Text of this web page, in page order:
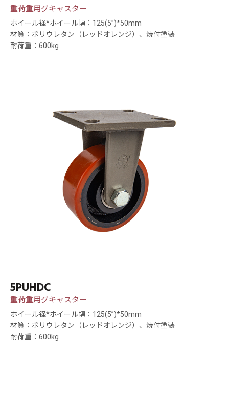
重荷重用グキャスター
ホイール径*ホイール幅：125(5”)*50mm
材質：ポリウレタン（レッドオレンジ）、焼付塗装
耐荷重：600kg
5PUHDC
重荷重用グキャスター
ホイール径*ホイール幅：125(5”)*50mm
材質：ポリウレタン（レッドオレンジ）、焼付塗装
耐荷重：600kg